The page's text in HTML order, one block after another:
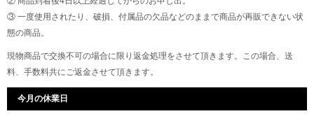
③ 一度使用されたり、破損、付属品の欠品などのままで商品が再販できない状
態の商品。
現物商品で交換不可の場合に限り返金処理をさせて頂きます。この場合、送
料、手数料共にご返金させて頂きます。
今月の休業日